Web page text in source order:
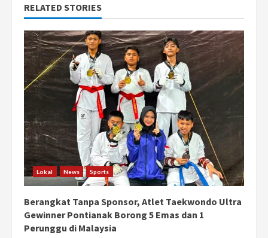
u
e
R
e
a
d
i
n
g
RELATED STORIES
Lokal News Sports
Berangkat Tanpa Sponsor, Atlet Taekwondo Ultra
Gewinner Pontianak Borong 5 Emas dan 1
Perunggu di Malaysia